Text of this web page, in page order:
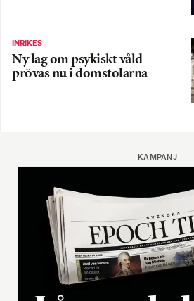
INRIKES
Ny lag om psykiskt våld
prövas nu i domstolarna
KAMPANJ